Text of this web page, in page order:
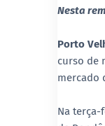
Nesta
Porto
curso de
mercado
Na terça-